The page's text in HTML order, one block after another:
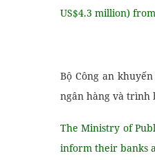
US$4.3 million)
Bộ Công an
ngân hàng và trình
The Ministry of
inform their banks